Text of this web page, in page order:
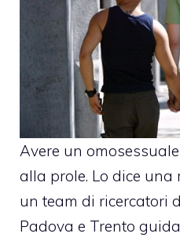
Avere un
alla prole. Lo dice una
un team di ricercatori
Padova e Trento